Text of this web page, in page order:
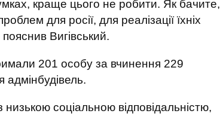
краще цього не робити. Як бачите,
для росії, для реалізації їхніх
Вигівський.
201 особу за вчинення 229
адмінбудівель.
соціальною відповідальністю,